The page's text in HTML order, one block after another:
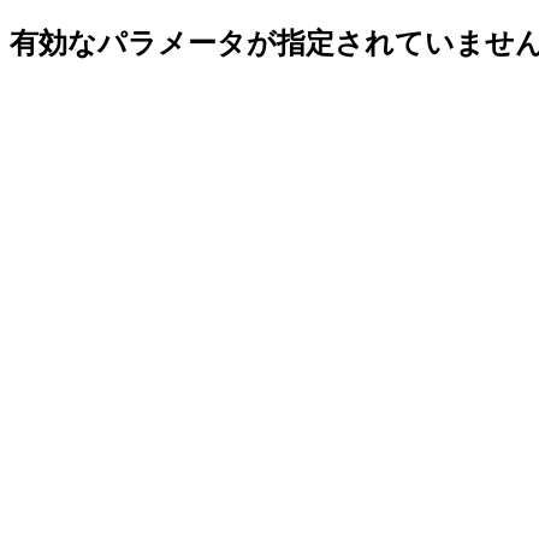
有効なパラメータが指定されていませ